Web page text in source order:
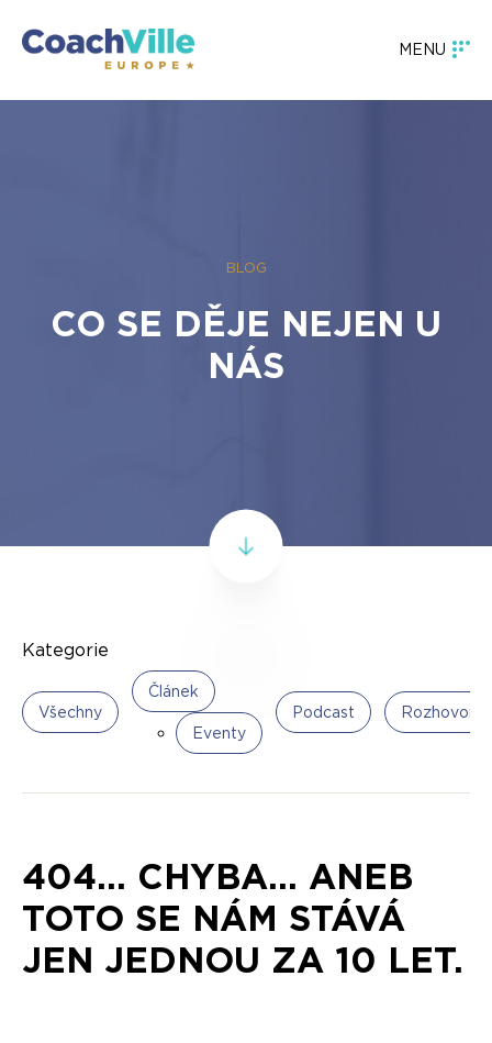
MENU
BLOG
CO SE DĚJE NEJEN U
NÁS
Kategorie
Všechny
Článek
Eventy
Podcast Rozhovor
404... CHYBA... ANEB
TOTO SE NÁM STÁVÁ
JEN JEDNOU ZA 10 LET.